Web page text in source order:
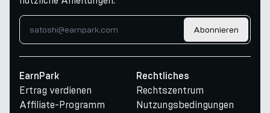
Abonnieren
EarnPark
Ertrag verdienen
Affiliate-Programm
Rechtliches
Rechtszentrum
Nutzungsbedingungen